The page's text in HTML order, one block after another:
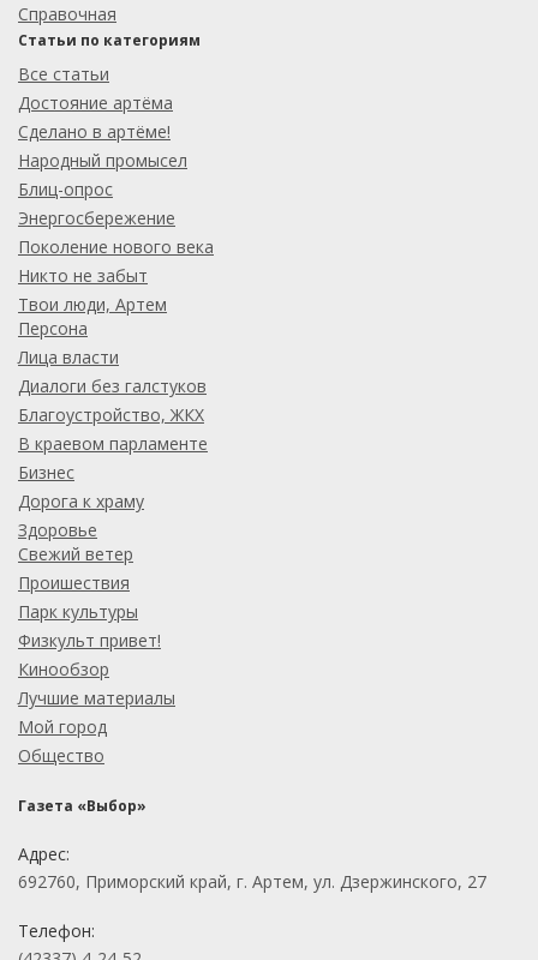
Справочная
Статьи по категориям
Все статьи
Достояние артёма
Сделано в артёме!
Народный промысел
Блиц-опрос
Энергосбережение
Поколение нового века
Никто не забыт
Твои люди, Артем
Персона
Лица власти
Диалоги без галстуков
Благоустройство, ЖКХ
В краевом парламенте
Бизнес
Дорога к храму
Здоровье
Свежий ветер
Проишествия
Парк культуры
Физкульт привет!
Кинообзор
Лучшие материалы
Мой город
Общество
Газета «Выбор»
Адрес:
692760, Приморский край, г. Артем, ул. Дзержинского, 27
Телефон: